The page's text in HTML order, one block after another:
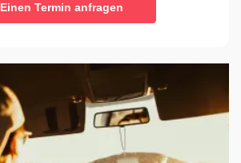
Einen Termin anfragen